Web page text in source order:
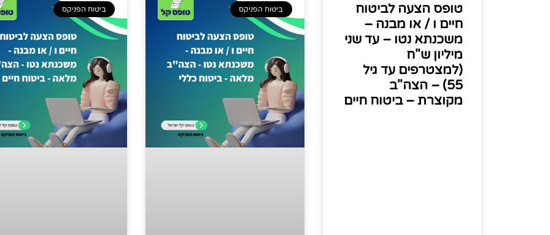
טופס הצעה לביטוח
חיים ו / או מבנה –
משכנתא נטו – עד שני
מיליון ש"ח
(למצטרפים עד גיל
55) – הצה"ב
מקוצרת – ביטוח חיים
ביטוח הפניקס ביטוח הפניקס